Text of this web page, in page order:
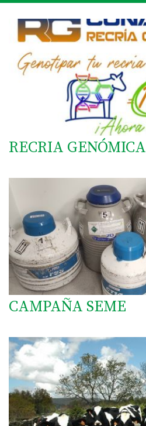
RECRIA GENÓMICA
CAMPAÑA SEME